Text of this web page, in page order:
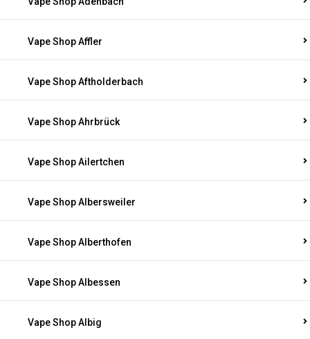
Vape Shop Affler
Vape Shop Aftholderbach
Vape Shop Ahrbrück
Vape Shop Ailertchen
Vape Shop Albersweiler
Vape Shop Alberthofen
Vape Shop Albessen
Vape Shop Albig